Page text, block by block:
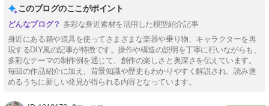
このブログのここがポイント
多彩な身近素材を活用した模型紹介記事
身近にある箱や道具を使ってさまざまな楽器や乗り物、キャラクターを再
現するDIY風の記事が特徴です。操作や構造の説明を丁寧に行いながらも、
多彩なテーマの制作例を通じて、創作の楽しさと奥深さを伝えています。
毎回の作品紹介に加え、背景知識や歴史もわかりやすく解説され、読み進
めるうちに新しい発見が得られる内容となっています。